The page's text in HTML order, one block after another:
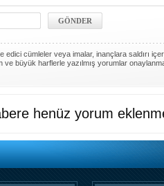
edici cümleler veya imalar, inançlara saldırı
büyük harflerle yazılmış yorumlar
henüz yorum